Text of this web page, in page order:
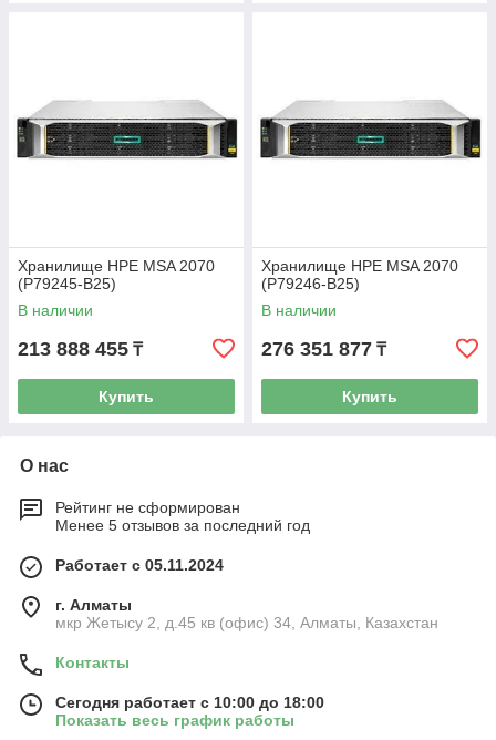
Хранилище HPE MSA 2070
(P79245-B25)
В наличии
213 888 455 ₸
Купить
Хранилище HPE MSA 2070
(P79246-B25)
В наличии
276 351 877 ₸
Купить
О нас
Рейтинг не сформирован
Менее 5 отзывов за последний год
Работает с 05.11.2024
г. Алматы
мкр Жетысу 2, д.45 кв (офис) 34, Алматы, Казахстан
Контакты
Сегодня работает с 10:00 до 18:00
Показать весь график работы